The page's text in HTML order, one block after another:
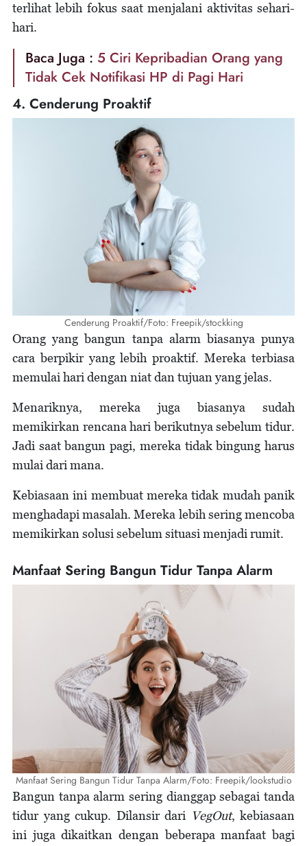
terlihat lebih fokus saat menjalani aktivitas sehari-
hari.
Baca Juga : 5 Ciri Kepribadian Orang yang
Tidak Cek Notifikasi HP di Pagi Hari
4. Cenderung Proaktif
Cenderung Proaktif/Foto: Freepik/stockking
Orang yang bangun tanpa alarm biasanya punya
cara berpikir yang lebih proaktif. Mereka terbiasa
memulai hari dengan niat dan tujuan yang jelas.
Menariknya, mereka juga biasanya sudah
memikirkan rencana hari berikutnya sebelum tidur.
Jadi saat bangun pagi, mereka tidak bingung harus
mulai dari mana.
Kebiasaan ini membuat mereka tidak mudah panik
menghadapi masalah. Mereka lebih sering mencoba
memikirkan solusi sebelum situasi menjadi rumit.
Manfaat Sering Bangun Tidur Tanpa Alarm
Manfaat Sering Bangun Tidur Tanpa Alarm/Foto: Freepik/lookstudio
Bangun tanpa alarm sering dianggap sebagai tanda
tidur yang cukup. Dilansir dari VegOut, kebiasaan
ini juga dikaitkan dengan beberapa manfaat bagi